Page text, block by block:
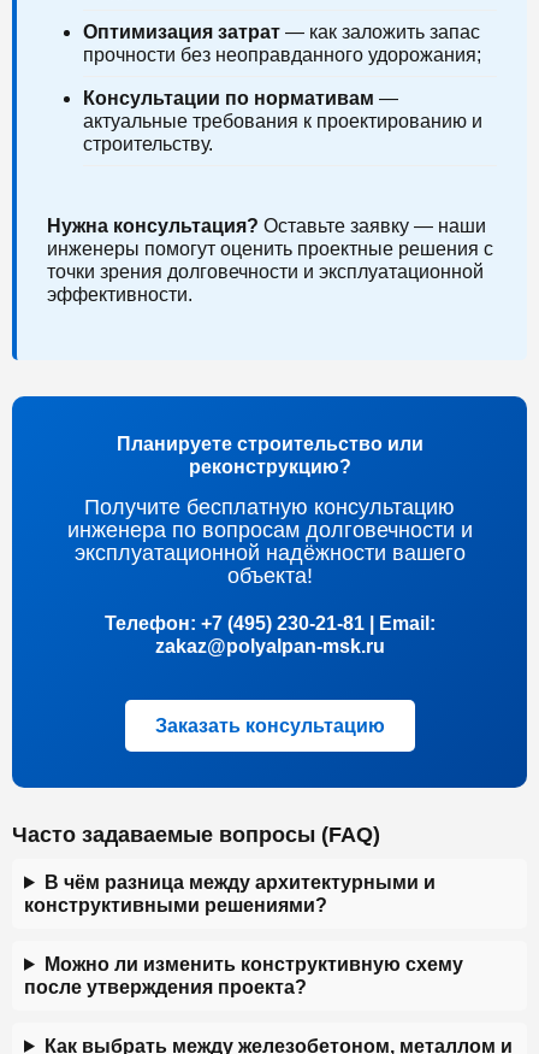
Оптимизация затрат — как заложить запас
прочности без неоправданного удорожания;
Консультации по нормативам —
актуальные требования к проектированию и
строительству.
Нужна консультация? Оставьте заявку — наши
инженеры помогут оценить проектные решения с
точки зрения долговечности и эксплуатационной
эффективности.
Планируете строительство или
реконструкцию?
Получите бесплатную консультацию
инженера по вопросам долговечности и
эксплуатационной надёжности вашего
объекта!
Телефон: +7 (495) 230-21-81 | Email:
zakaz@polyalpan-msk.ru
Заказать консультацию
Часто задаваемые вопросы (FAQ)
В чём разница между архитектурными и
конструктивными решениями?
Можно ли изменить конструктивную схему
после утверждения проекта?
Как выбрать между железобетоном, металлом и